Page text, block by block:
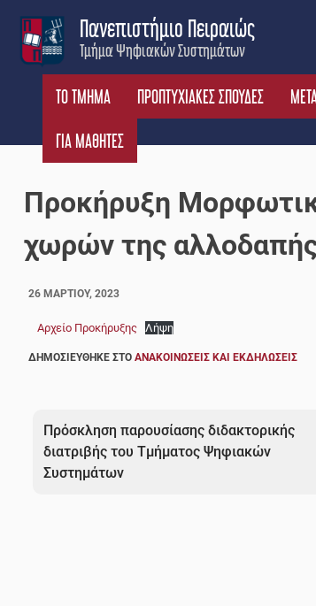
content
Τμήμα Ψηφιακών Συστημάτων
Πανεπιστήμιο Πειραιώς
ΤΟ ΤΜΗΜΑ ΠΡΟΠΤΥΧΙΑΚΕΣ ΣΠΟΥΔΕΣ
ΓΙΑ ΜΑΘΗΤΕΣ
Προκήρυξη
χωρών της
26 ΜΑΡΤΊΟΥ, 2023
Αρχείο Προκήρυξης Λήψη
ΔΗΜΟΣΙΕΎΘΗΚΕ ΣΤΟ ΑΝΑΚΟΙΝΏΣΕΙΣ ΚΑΙ ΕΚΔΗΛΏΣΕΙΣ
άρθρων
Πρόσκληση παρουσίασης διδακτορικής
διατριβής του Τμήματος Ψηφιακών
Συστημάτων